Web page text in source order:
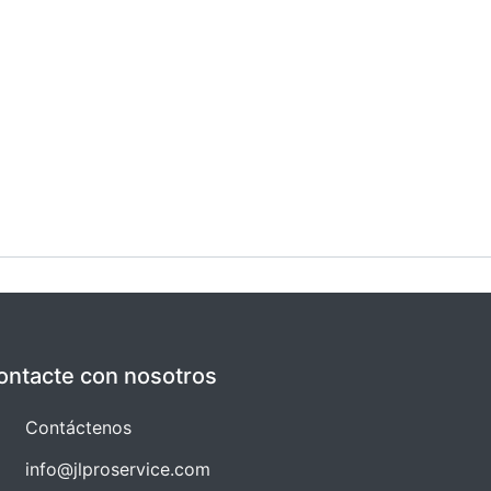
con nosotros
Co​​ntáctenos
info@jlproservice.com